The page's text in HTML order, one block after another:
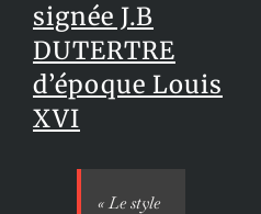
signée J.B
DUTERTRE
d’époque Louis
XVI
«Le style